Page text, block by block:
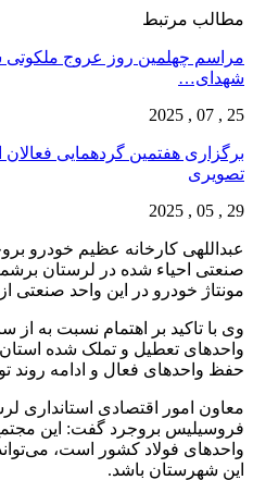
مطالب مرتبط
مراسم چهلمین روز عروج ملکوتی
شهدای…
25 , 07 , 2025
برگزاری هفتمین گردهمایی
تصویری
29 , 05 , 2025
عبداللهی کارخانه عظیم خودرو
صنعتی احیاء شده در لرستان
مونتاژ خودرو در این واحد
وی با تاکید بر اهتمام نسبت به از
واحدهای تعطیل و تملک شده
حفظ واحدهای فعال و ادامه روند
معاون امور اقتصادی
فروسیلیس بروجرد گفت: این مجتمع
واحدهای فولاد کشور است،
این شهرستان باشد.